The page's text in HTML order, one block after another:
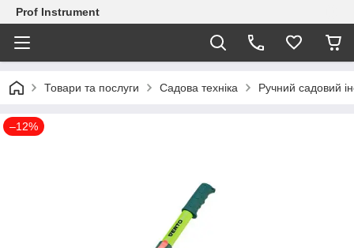
Prof Instrument
Товари та послуги Садова техніка Ручний садовий
–12%